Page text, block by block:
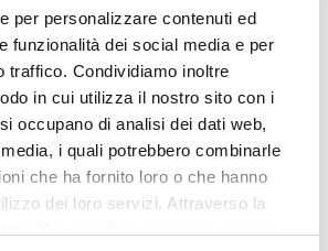
per personalizzare contenuti ed
funzionalità dei social media e per
traffico. Condividiamo inoltre
in cui utilizza il nostro sito con i
occupano di analisi dei dati web,
i quali potrebbero combinarle
che ha fornito loro o che hanno
dei loro servizi. Attraverso la
CODICE:
Box doccia 90x110 cm
battente vetro temperato
anticalcare 195h - Closet
€ 315,00